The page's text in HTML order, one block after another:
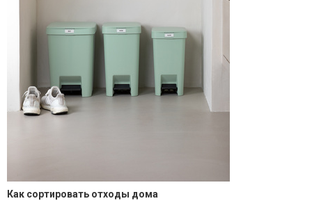
Как сортировать отходы дома